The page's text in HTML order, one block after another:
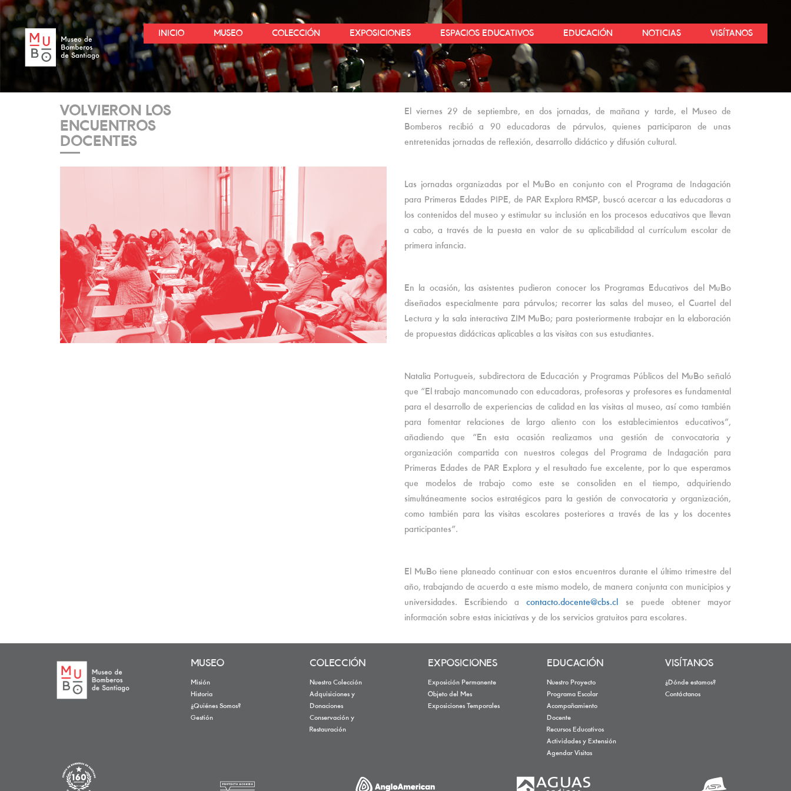
INICIO MUSEO COLECCIÓN EXPOSICIONES ESPACIOS EDUCATIVOS EDUCACIÓN NOTICIAS VISÍTANOS
VOLVIERON LOS
ENCUENTROS
DOCENTES
El viernes 29 de septiembre, en dos jornadas, de mañana y tarde, el Museo de
Bomberos recibió a 90 educadoras de párvulos, quienes participaron de unas
entretenidas jornadas de reflexión, desarrollo didáctico y difusión cultural.
Las jornadas organizadas por el MuBo en conjunto con el Programa de Indagación
para Primeras Edades PIPE, de PAR Explora RMSP, buscó acercar a las educadoras a
los contenidos del museo y estimular su inclusión en los procesos educativos que llevan
a cabo, a través de la puesta en valor de su aplicabilidad al currículum escolar de
primera infancia.
En la ocasión, las asistentes pudieron conocer los Programas Educativos del MuBo
diseñados especialmente para párvulos; recorrer las salas del museo, el Cuartel del
Lectura y la sala interactiva ZIM MuBo; para posteriormente trabajar en la elaboración
de propuestas didácticas aplicables a las visitas con sus estudiantes.
Natalia Portugueis, subdirectora de Educación y Programas Públicos del MuBo señaló
que “El trabajo mancomunado con educadoras, profesoras y profesores es fundamental
para el desarrollo de experiencias de calidad en las visitas al museo, así como también
para fomentar relaciones de largo aliento con los establecimientos educativos”,
añadiendo que “En esta ocasión realizamos una gestión de convocatoria y
organización compartida con nuestros colegas del Programa de Indagación para
Primeras Edades de PAR Explora y el resultado fue excelente, por lo que esperamos
que modelos de trabajo como este se consoliden en el tiempo, adquiriendo
simultáneamente socios estratégicos para la gestión de convocatoria y organización,
como también para las visitas escolares posteriores a través de las y los docentes
participantes”.
El MuBo tiene planeado continuar con estos encuentros durante el último trimestre del
año, trabajando de acuerdo a este mismo modelo, de manera conjunta con municipios y
universidades. Escribiendo acontacto.docente@cbs.cl
se puede obtener mayor
información sobre estas iniciativas y de los servicios gratuitos para escolares.
MUSEO
Misión
Historia
¿Quiénes Somos?
Gestión
COLECCIÓN
Nuestra Colección
Adquisiciones y
Donaciones
Conservación y
Restauración
EXPOSICIONES
Exposición Permanente
Objeto del Mes
Exposiciones Temporales
EDUCACIÓN
Nuestro Proyecto
Programa Escolar
Acompañamiento
Docente
Recursos Educativos
Actividades y Extensión
Agendar Visitas
VISÍTANOS
¿Dónde estamos?
Contáctanos